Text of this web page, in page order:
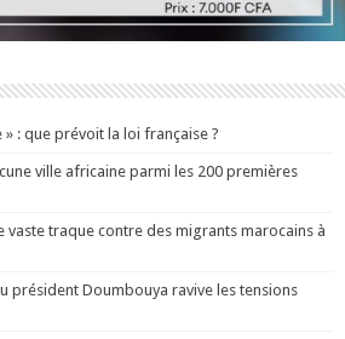
: que prévoit la loi française ?
ville africaine parmi les 200 premières
vaste traque contre des migrants marocains à
président Doumbouya ravive les tensions